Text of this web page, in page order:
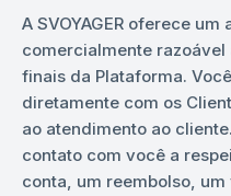
A SVOYAGER oferece
comercialmente razoável
finais da Plataforma.
diretamente com os
ao atendimento ao
contato com você a
conta, um reembolso,